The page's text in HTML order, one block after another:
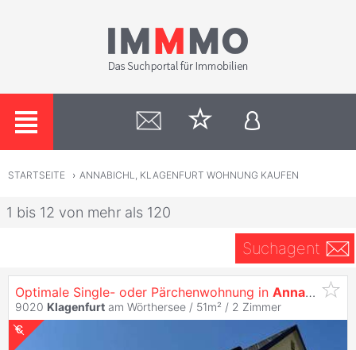
STARTSEITE › ANNABICHL, KLAGENFURT WOHNUNG KAUFEN
1 bis 12 von mehr als 120
Suchagent
Optimale Single- oder Pärchenwohnung in Annabichl
9020 Klagenfurt am Wörthersee / 51m² / 2 Zimmer